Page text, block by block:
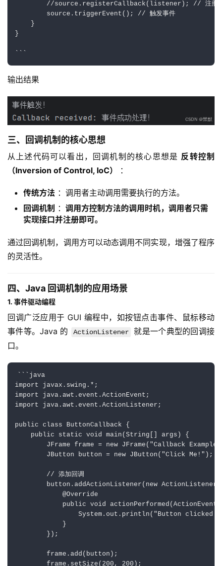
//source.registerCallback(listener); // 注册
        source.triggerEvent(); // 触发事件
    }
}
输出结果
三、回调机制的核心思想
从上述代码可以看出，回调机制的核心思想是 反转控制
（Inversion of Control, IoC）
：
传统方法 ：调用者主动调用需要执行的方法。
回调机制 ： 调用方控制方法的调用时机，调用者只需
实现接口并注册即可。
通过回调机制，调用方可以动态调用不同实现，增强了程序
的灵活性。
四、Java 回调机制的应用场景
1. 事件驱动编程
回调广泛应用于 GUI 编程中，如按钮点击事件、鼠标移动
事件等。Java 的
ActionListener
就是一个典型的回调接
口。
```java
import javax.swing.*;
import java.awt.event.ActionEvent;
import java.awt.event.ActionListener;
public class ButtonCallback {
    public static void main(String[] args) {
JFrame frame = new JFrame("Callback
        JButton button = new JButton("Click Me!");
        // 添加回调
button.addActionListener(new
            @Override
public void actionPerformed(ActionEvent
System.out.println("Button
            }
        });
        frame.add(button);
        frame.setSize(200, 200);